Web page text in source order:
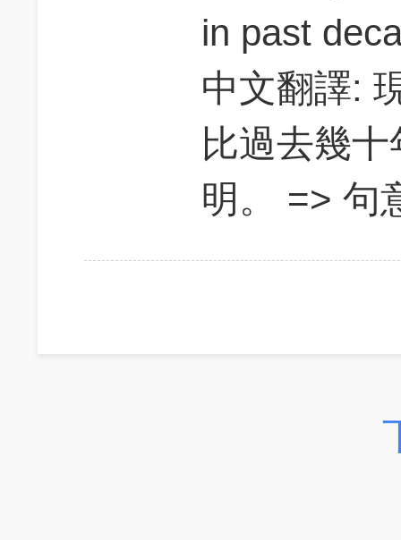
in past
中文翻譯:
比過去幾
明。 => 句